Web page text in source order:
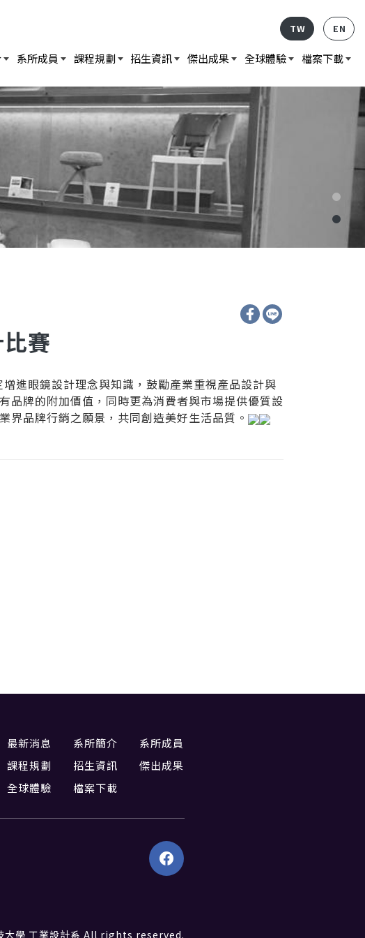
系所成員 課程規劃 招生資訊 傑出成果 全球體驗 檔案下載
TW EN
賽
進眼鏡設計理念與知識，鼓勵產業重視產品設計與
品牌的附加價值，同時更為消費者與市場提供優質設
界品牌行銷之願景，共同創造美好生活品質。
最新消息 系所簡介
系所成員
課程規劃
招生資訊
傑出成果
全球體驗
檔案下載
大學 工業設計系 All rights reserved.